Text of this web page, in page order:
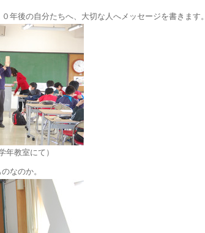
年後の自分たちへ、大切な人へメッセージを書きます。
年教室にて）
なのか。